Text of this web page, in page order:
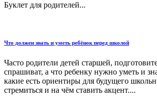
Буклет для родителей...
Что должен знать и уметь ребёнок перед школой
Часто родители детей старшей,
спрашиват, а что ребенку нужно уметь и
какие есть ориентиры для будущего
стремиться и на чём ставить акцент....